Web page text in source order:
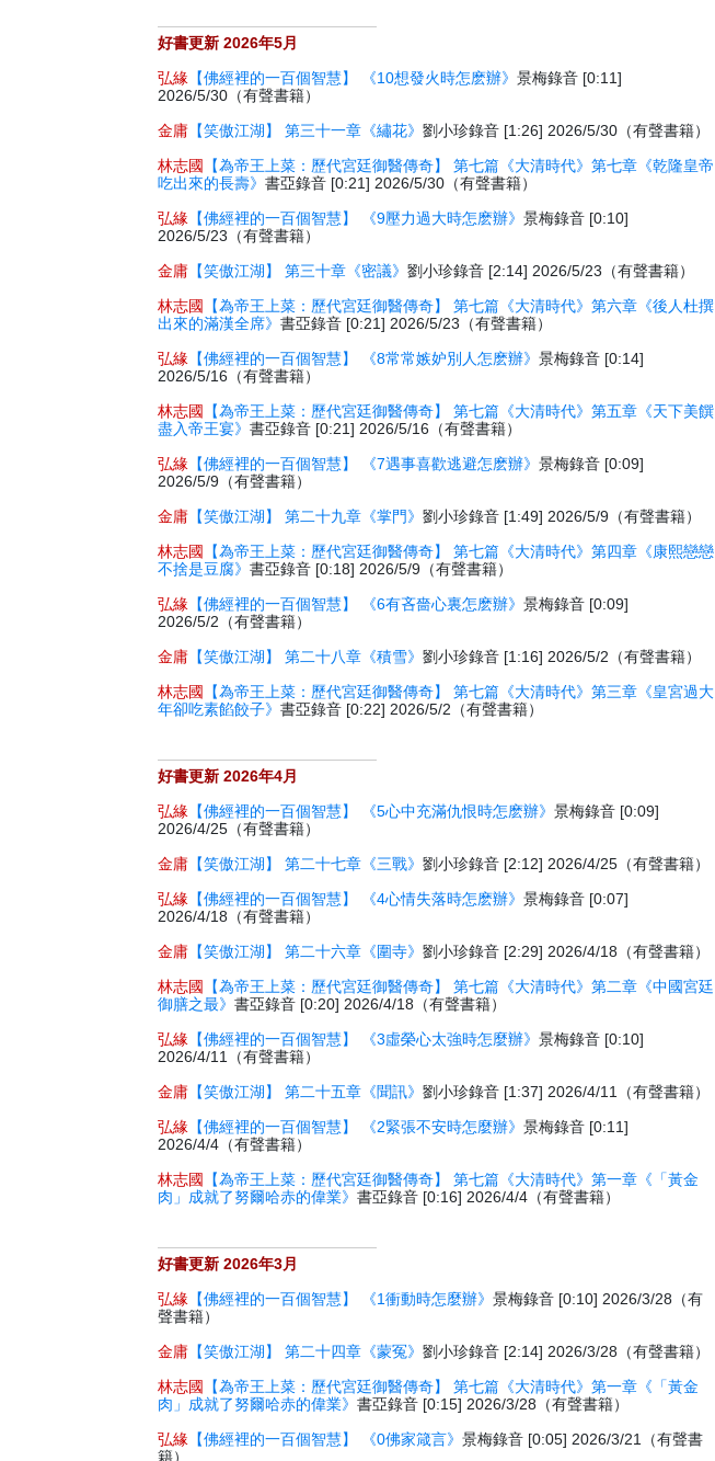
好書更新 2026年5月
弘緣 【佛經裡的一百個智慧】 《10想發火時怎麽辦》景梅錄音 [0:11]
2026/5/30（有聲書籍）
金庸 【笑傲江湖】 第三十一章《繡花》劉小珍錄音 [1:26] 2026/5/30（有聲書籍）
林志國
【為帝王上菜：歷代宮廷御醫傳奇】 第七篇《大清時代》第七章《乾隆皇帝
吃出來的長壽》書亞錄音 [0:21] 2026/5/30（有聲書籍）
弘緣 【佛經裡的一百個智慧】 《9壓力過大時怎麽辦》景梅錄音 [0:10]
2026/5/23（有聲書籍）
金庸 【笑傲江湖】 第三十章《密議》劉小珍錄音 [2:14] 2026/5/23（有聲書籍）
林志國
【為帝王上菜：歷代宮廷御醫傳奇】 第七篇《大清時代》第六章《後人杜撰
出來的滿漢全席》書亞錄音 [0:21] 2026/5/23（有聲書籍）
弘緣 【佛經裡的一百個智慧】 《8常常嫉妒別人怎麽辦》景梅錄音 [0:14]
2026/5/16（有聲書籍）
林志國
【為帝王上菜：歷代宮廷御醫傳奇】 第七篇《大清時代》第五章《天下美饌
盡入帝王宴》書亞錄音 [0:21] 2026/5/16（有聲書籍）
弘緣 【佛經裡的一百個智慧】 《7遇事喜歡逃避怎麽辦》景梅錄音 [0:09]
2026/5/9（有聲書籍）
金庸 【笑傲江湖】 第二十九章《掌門》劉小珍錄音 [1:49] 2026/5/9（有聲書籍）
林志國
【為帝王上菜：歷代宮廷御醫傳奇】 第七篇《大清時代》第四章《康熙戀戀
不捨是豆腐》書亞錄音 [0:18] 2026/5/9（有聲書籍）
弘緣 【佛經裡的一百個智慧】 《6有吝嗇心裏怎麽辦》景梅錄音 [0:09]
2026/5/2（有聲書籍）
金庸 【笑傲江湖】 第二十八章《積雪》劉小珍錄音 [1:16] 2026/5/2（有聲書籍）
林志國
【為帝王上菜：歷代宮廷御醫傳奇】 第七篇《大清時代》第三章《皇宮過大
年卻吃素餡餃子》書亞錄音 [0:22] 2026/5/2（有聲書籍）
好書更新 2026年4月
弘緣 【佛經裡的一百個智慧】 《5心中充滿仇恨時怎麽辦》景梅錄音 [0:09]
2026/4/25（有聲書籍）
金庸 【笑傲江湖】 第二十七章《三戰》劉小珍錄音 [2:12] 2026/4/25（有聲書籍）
弘緣 【佛經裡的一百個智慧】 《4心情失落時怎麽辦》景梅錄音 [0:07]
2026/4/18（有聲書籍）
金庸 【笑傲江湖】 第二十六章《圍寺》劉小珍錄音 [2:29] 2026/4/18（有聲書籍）
林志國
【為帝王上菜：歷代宮廷御醫傳奇】 第七篇《大清時代》第二章《中國宮廷
御膳之最》書亞錄音 [0:20] 2026/4/18（有聲書籍）
弘緣 【佛經裡的一百個智慧】 《3虛榮心太強時怎麼辦》景梅錄音 [0:10]
2026/4/11（有聲書籍）
金庸 【笑傲江湖】 第二十五章《聞訊》劉小珍錄音 [1:37] 2026/4/11（有聲書籍）
弘緣 【佛經裡的一百個智慧】 《2緊張不安時怎麼辦》景梅錄音 [0:11]
2026/4/4（有聲書籍）
林志國
【為帝王上菜：歷代宮廷御醫傳奇】 第七篇《大清時代》第一章《「黃金
肉」成就了努爾哈赤的偉業》書亞錄音 [0:16] 2026/4/4（有聲書籍）
好書更新 2026年3月
弘緣 【佛經裡的一百個智慧】 《1衝動時怎麼辦》景梅錄音 [0:10] 2026/3/28（有
聲書籍）
金庸 【笑傲江湖】 第二十四章《蒙冤》劉小珍錄音 [2:14] 2026/3/28（有聲書籍）
林志國
【為帝王上菜：歷代宮廷御醫傳奇】 第七篇《大清時代》第一章《「黃金
肉」成就了努爾哈赤的偉業》書亞錄音 [0:15] 2026/3/28（有聲書籍）
弘緣 【佛經裡的一百個智慧】 《0佛家箴言》景梅錄音 [0:05] 2026/3/21（有聲書
籍）